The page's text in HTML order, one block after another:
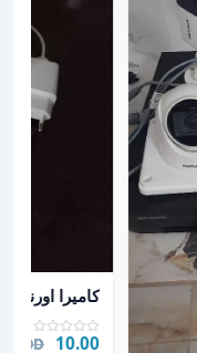
عرض تفاصيل
كاميرا اورنج
10.00 JOD
JOD